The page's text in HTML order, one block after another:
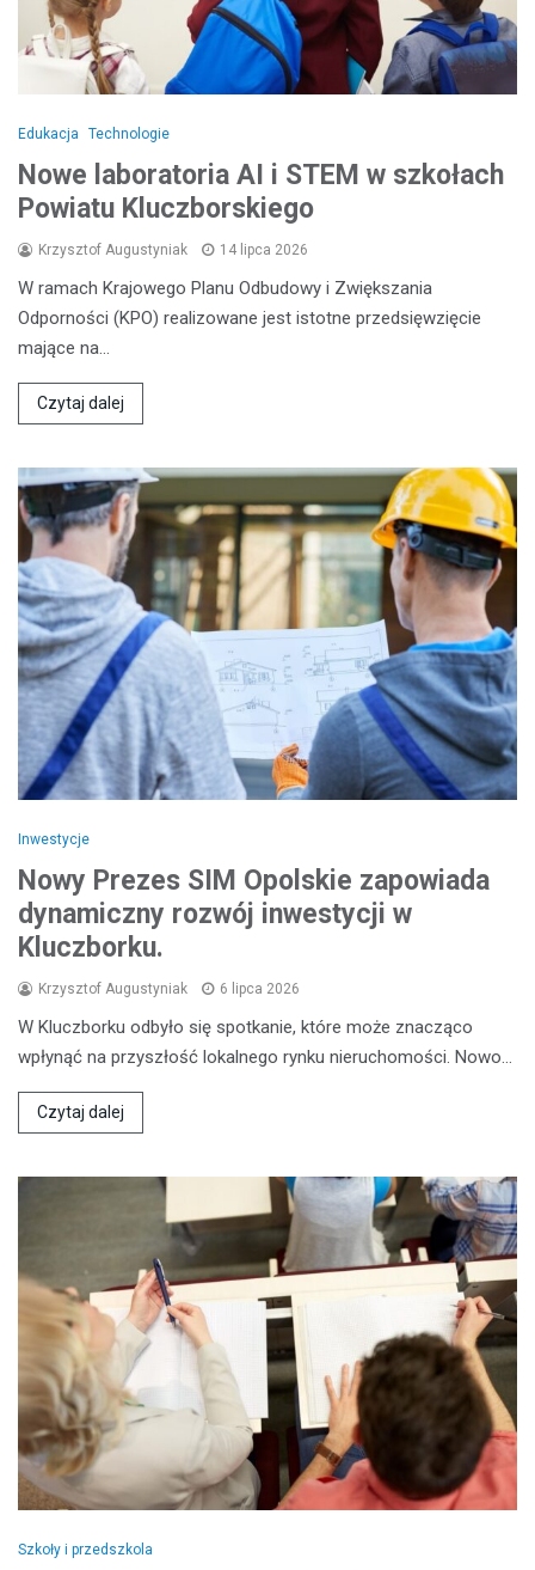
Edukacja Technologie
Nowe laboratoria AI i STEM w szkołach
Powiatu Kluczborskiego
Krzysztof Augustyniak 14 lipca 2026
W ramach Krajowego Planu Odbudowy i Zwiększania
Odporności (KPO) realizowane jest istotne przedsięwzięcie
mające na…
Czytaj dalej
Inwestycje
Nowy Prezes SIM Opolskie zapowiada
dynamiczny rozwój inwestycji w
Kluczborku.
Krzysztof Augustyniak 6 lipca 2026
W Kluczborku odbyło się spotkanie, które może znacząco
wpłynąć na przyszłość lokalnego rynku nieruchomości. Nowo…
Czytaj dalej
Szkoły i przedszkola